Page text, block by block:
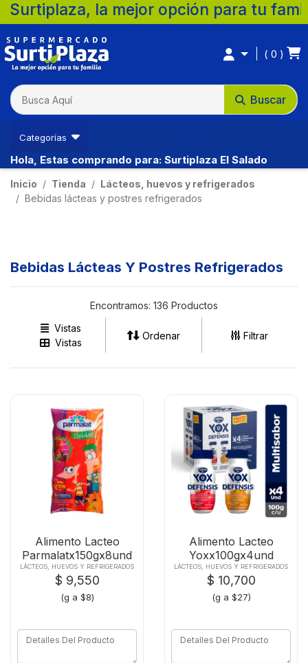
opción para tu familia. 💚 🛒
Buscar
0
Categorías
Hola, Estas comprando para: Surtiplaza El Salado
Inicio Tienda
Lácteos, huevos y refrigerados
Bebidas lácteas y postres refrigerados
Bebidas Lácteas Y Postres Refrigerados
Encontramos: 136 Productos
Vistas
Vistas
Ordenar Filtrar
Alimento Lacteo
Parmalatx150gx8und
LÁCTEOS, HUEVOS Y REFRIGERADOS
$ 9,550
(g a $8)
Alimento Lacteo
Yoxx100gx4und
Defensis
LÁCTEOS, HUEVOS Y REFRIGERADOS
$ 10,700
(g a $27)